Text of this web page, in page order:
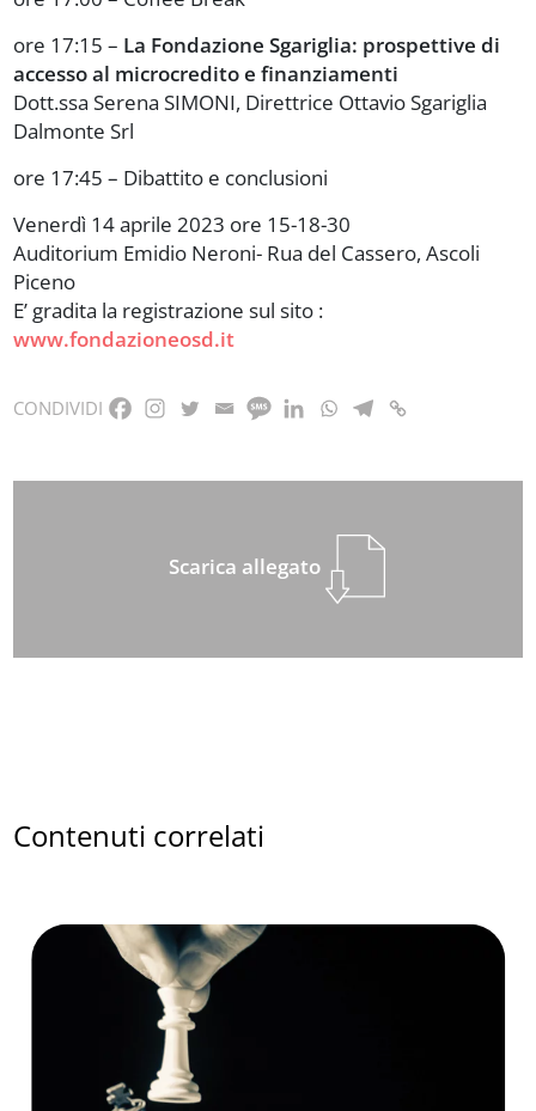
ore 17:15 – La Fondazione Sgariglia: prospettive di
accesso al microcredito e finanziamenti
Dott.ssa Serena SIMONI, Direttrice Ottavio Sgariglia
Dalmonte Srl
ore 17:45 – Dibattito e conclusioni
Venerdì 14 aprile 2023 ore 15-18-30
Auditorium Emidio Neroni- Rua del Cassero, Ascoli
Piceno
E’ gradita la registrazione sul sito :
www.fondazioneosd.it
CONDIVIDI
Scarica allegato
Contenuti correlati